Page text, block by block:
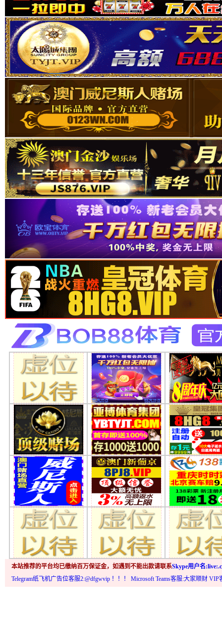
本站推荐的平台均已缴纳百万保证金，如遇到不能出款请联系Skype用户名
Telegram纸飞机广告位客服2:@dfgwvip ！！！ Microsoft Teams客服:大家顺财 VIP